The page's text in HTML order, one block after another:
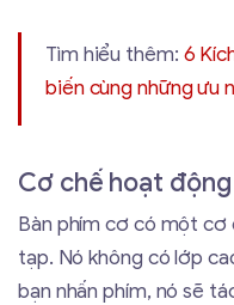
Tìm hiểu thêm: 6
biến cùng những ưu
Cơ chế hoạt
Bàn phím cơ có một cơ
tạp. Nó không có lớp
bạn nhấn phím, nó sẽ